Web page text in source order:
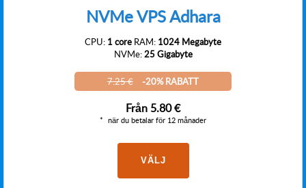
NVMe VPS Adhara
CPU: 1 core RAM: 1024 Megabyte
NVMe:25 Gigabyte
7.25 € -20% RABATT
Från 5.80 €
när du betalar för 12 månader
VÄLJ